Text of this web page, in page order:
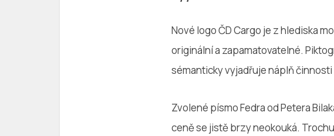
Nové logo ČD Cargo je z hlediska
originální a zapamatovatelné.
sémanticky vyjadřuje náplň
Zvolené písmo Fedra od Petera
ceně se jistě brzy neokouká.